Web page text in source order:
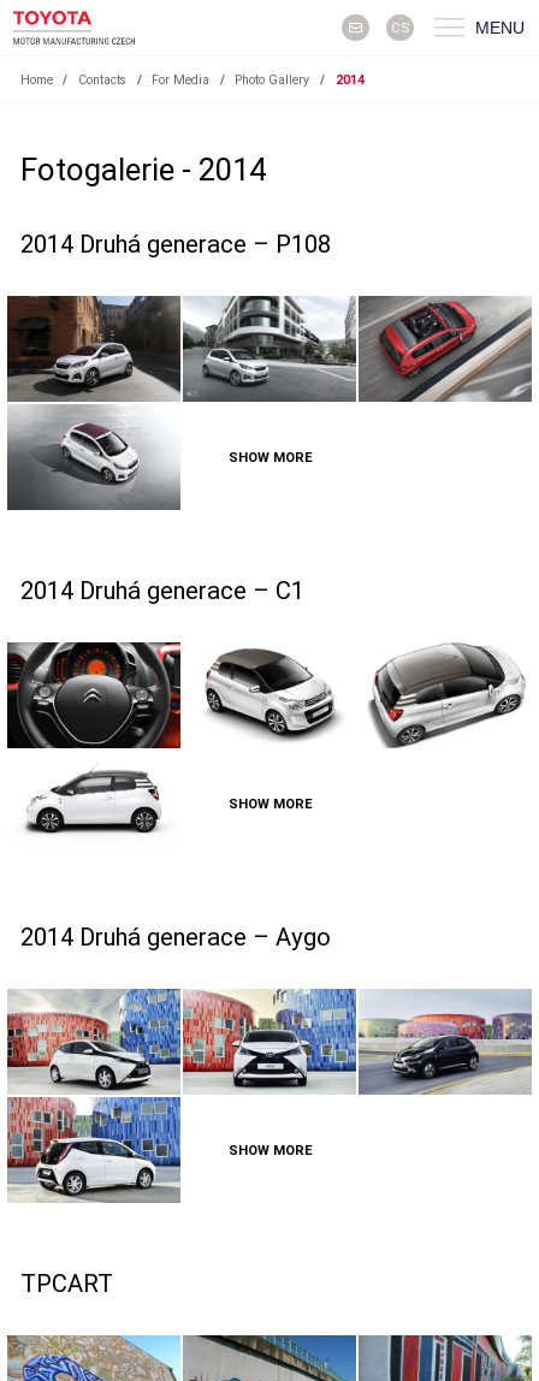
CS MENU
Home / Contacts / For Media / Photo Gallery / 2014
Fotogalerie - 2014
2014 Druhá generace – P108
SHOW MORE
2014 Druhá generace – C1
SHOW MORE
2014 Druhá generace – Aygo
SHOW MORE
TPCART